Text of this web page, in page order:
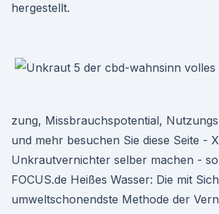
hergestellt.
zung, Missbrauchspotential,
und mehr besuchen Sie diese Seite -
Unkrautvernichter selber machen - so
FOCUS.de Heißes Wasser: Die mit
umweltschonendste Methode der